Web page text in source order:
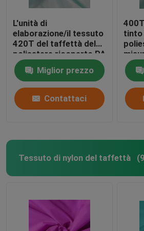
L'unità di
elaborazione/il tessuto
420T del taffettà del
poliestere ricoperto PA
semplicemente ha tinto
20 * conteggio del
filato 20d
Miglior prezzo
Contattaci
tinto
Tessuto di nylon del taffettà